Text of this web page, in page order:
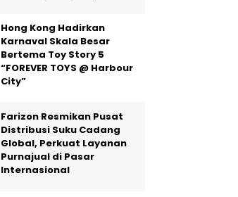
Hong Kong Hadirkan
Karnaval Skala Besar
Bertema Toy Story 5
“FOREVER TOYS @ Harbour
City”
Farizon Resmikan Pusat
Distribusi Suku Cadang
Global, Perkuat Layanan
Purnajual di Pasar
Internasional